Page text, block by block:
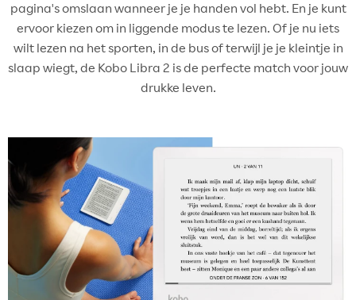
pagina's omslaan wanneer je je handen vol hebt. En je kunt
ervoor kiezen om in liggende modus te lezen. Of je nu iets
wilt lezen na het sporten, in de bus of terwijl je je kleintje in
slaap wiegt, de Kobo Libra 2 is de perfecte match voor jouw
drukke leven.